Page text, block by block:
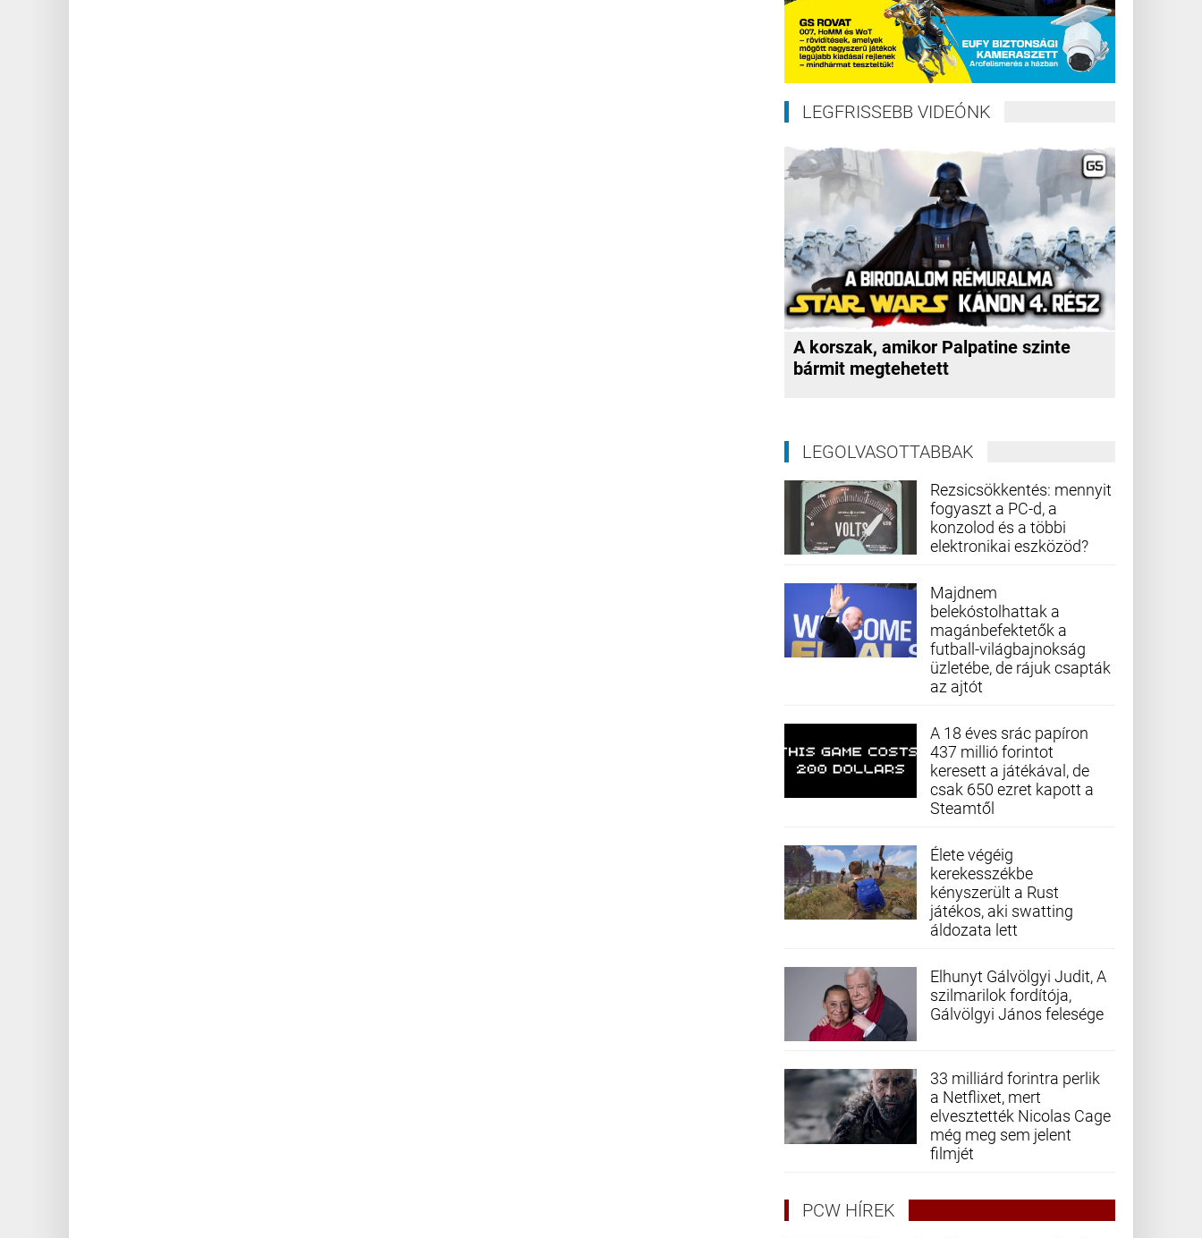
LEGFRISSEBB VIDEÓNK
A korszak, amikor Palpatine szinte
bármit megtehetett
LEGOLVASOTTABBAK
Rezsicsökkentés: mennyit
fogyaszt a PC-d, a
konzolod és a többi
elektronikai eszközöd?
Majdnem
belekóstolhattak a
magánbefektetők a
futball-világbajnokság
üzletébe, de rájuk csapták
az ajtót
A 18 éves srác papíron
437 millió forintot
keresett a játékával, de
csak 650 ezret kapott a
Steamtől
Élete végéig
kerekesszékbe
kényszerült a Rust
játékos, aki swatting
áldozata lett
Elhunyt Gálvölgyi Judit, A
szilmarilok fordítója,
Gálvölgyi János felesége
33 milliárd forintra perlik
a Netflixet, mert
elvesztették Nicolas Cage
még meg sem jelent
filmjét
PCW HÍREK